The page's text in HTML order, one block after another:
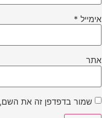
אימייל *
אתר
שמור בדפדפן זה את